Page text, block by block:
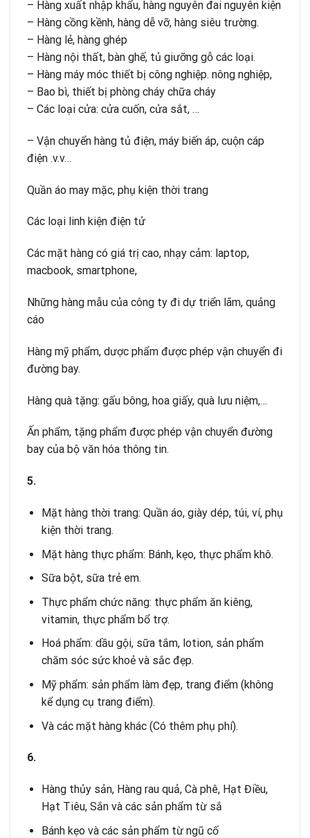
– Hàng xuất nhập khẩu, hàng nguyên đai nguyên kiện
– Hàng cồng kềnh, hàng dễ vỡ, hàng siêu trường.
– Hàng lẻ, hàng ghép
– Hàng nội thất, bàn ghế, tủ giưỡng gỗ các loại.
– Hàng máy móc thiết bị công nghiệp. nông nghiệp,
– Bao bì, thiết bị phòng cháy chữa cháy
– Các loại cửa: cửa cuốn, cửa sắt, …
– Vận chuyển hàng tủ điện, máy biến áp, cuộn cáp
điện .v.v…
Quần áo may mặc, phụ kiện thời trang
Các loại linh kiện điện tử
Các mặt hàng có giá trị cao, nhạy cảm: laptop,
macbook, smartphone,
Những hàng mẫu của công ty đi dự triển lãm, quảng
cáo
Hàng mỹ phẩm, dược phẩm được phép vận chuyển đi
đường bay.
Hàng quà tặng: gấu bông, hoa giấy, quà lưu niệm,…
Ấn phẩm, tặng phẩm được phép vận chuyển đường
bay của bộ văn hóa thông tin.
5.
Mặt hàng thời trang: Quần áo, giày dép, túi, ví, phụ
kiện thời trang.
Mặt hàng thực phẩm: Bánh, kẹo, thực phẩm khô.
Sữa bột, sữa trẻ em.
Thực phẩm chức năng: thực phẩm ăn kiêng,
vitamin, thực phẩm bổ trợ.
Hoá phẩm: dầu gội, sữa tắm, lotion, sản phẩm
chăm sóc sức khoẻ và sắc đẹp.
Mỹ phẩm: sản phẩm làm đẹp, trang điểm (không
kể dụng cụ trang điểm).
Và các mặt hàng khác (Có thêm phụ phí).
6.
Hàng thủy sản, Hàng rau quả, Cà phê, Hạt Điều,
Hạt Tiêu, Sắn và các sản phẩm từ sắ
Bánh kẹo và các sản phẩm từ ngũ cố